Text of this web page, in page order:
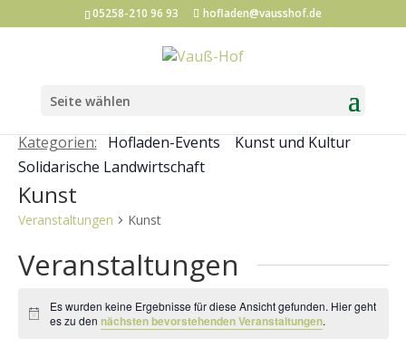
05258-210 96 93 hofladen@vausshof.de
Seite wählen
Kategorien: Hofladen-Events
Kunst und Kultur
Solidarische Landwirtschaft
Kunst
Veranstaltungen Kunst
Veranstaltungen
Hinweis
Es wurden keine Ergebnisse für diese Ansicht gefunden. Hier geht
es zu dennächsten bevorstehenden Veranstaltungen.